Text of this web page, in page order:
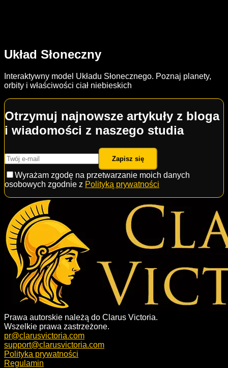
Układ Słoneczny
Interaktywny model Układu Słonecznego. Poznaj planety,
orbity i właściwości ciał niebieskich
Otrzymuj najnowsze artykuły z bloga
i wiadomości z naszego studia
Zapisz się
Wyrażam zgodę na przetwarzanie moich danych
osobowych zgodnie z Polityką prywatności
Prawa autorskie należą do Clarus Victoria.
Wszelkie prawa zastrzeżone.
pr@clarusvictoria.com
support@clarusvictoria.com
Polityka prywatności
Regulamin